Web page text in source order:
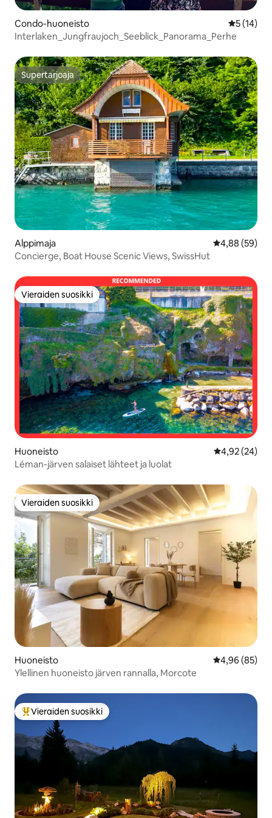
Condo-huoneisto
5 (14)
Interlaken_Jungfraujoch_Seeblick_Panorama_Perhe
Supertarjoaja
Supertarjoaja
Alppimaja
4,88 (59)
Concierge, Boat House Scenic Views, SwissHut
Vieraiden suosikki
Vieraiden suosikki
Huoneisto
4,92 (24)
Léman-järven salaiset lähteet ja luolat
Vieraiden suosikki
Vieraiden suosikki
Huoneisto
4,96 (85)
Ylellinen huoneisto järven rannalla, Morcote
Vieraiden suosikkien parhaimmistoa
Vieraiden suosikki